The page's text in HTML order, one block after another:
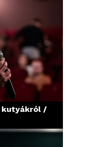
kutyákról /